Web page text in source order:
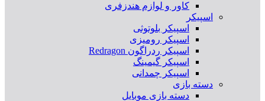
کاور و لوازم هندزفری
اسپیکر
اسپیکر بلوتوثی
اسپیکر رومیزی
اسپیکر ردراگون Redragon
اسپیکر گیمینگ
اسپیکر چمدانی
دسته بازی
دسته بازی موبایل